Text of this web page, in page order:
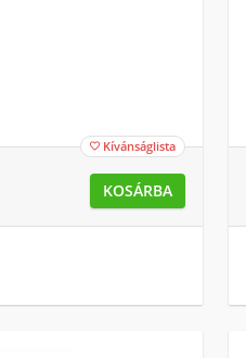
 Kívánságlista
KOSÁRBA